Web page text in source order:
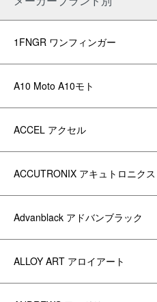
1FNGR ワンフィンガー
A10 Moto A10モト
ACCEL アクセル
ACCUTRONIX アキュトロニクス
Advanblack アドバンブラック
ALLOY ART アロイアート